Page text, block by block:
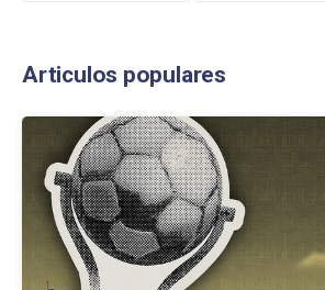
Articulos populares